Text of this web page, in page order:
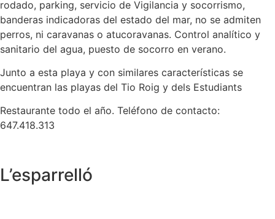
rodado, parking, servicio de Vigilancia y socorrismo,
banderas indicadoras del estado del mar, no se admiten
perros, ni caravanas o atucoravanas. Control analítico y
sanitario del agua, puesto de socorro en verano.
Junto a esta playa y con similares características se
encuentran las playas del Tio Roig y dels Estudiants
Restaurante todo el año. Teléfono de contacto:
647.418.313
L’esparrelló